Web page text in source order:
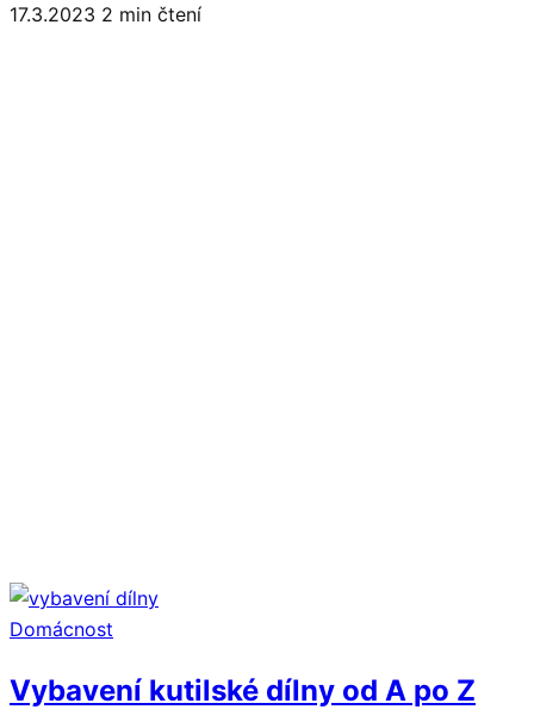
17.3.2023 2 min čtení
Domácnost
Vybavení kutilské dílny od A po Z